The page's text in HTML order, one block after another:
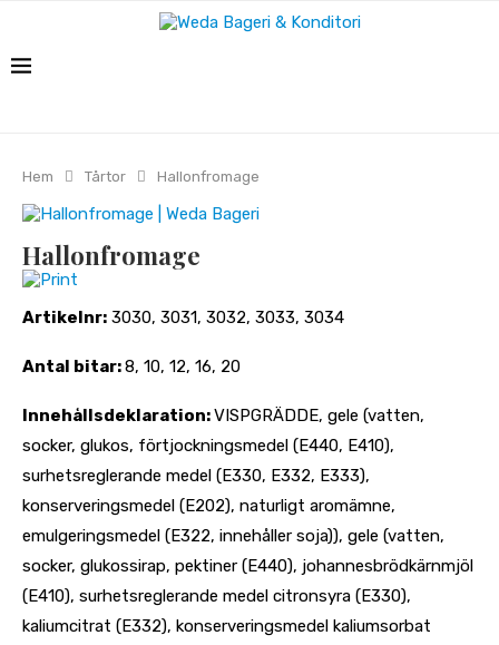
Hem Tårtor Hallonfromage
Hallonfromage
Print
Artikelnr: 3030, 3031, 3032, 3033, 3034
Antal bitar:8, 10, 12, 16, 20
Innehållsdeklaration:VISPGRÄDDE, gele (vatten,
socker, glukos, förtjockningsmedel (E440, E410),
surhetsreglerande medel (E330, E332, E333),
konserveringsmedel (E202), naturligt aromämne,
emulgeringsmedel (E322, innehåller soja)), gele (vatten,
socker, glukossirap, pektiner (E440), johannesbrödkärnmjöl
(E410), surhetsreglerande medel citronsyra (E330),
kaliumcitrat (E332), konserveringsmedel kaliumsorbat